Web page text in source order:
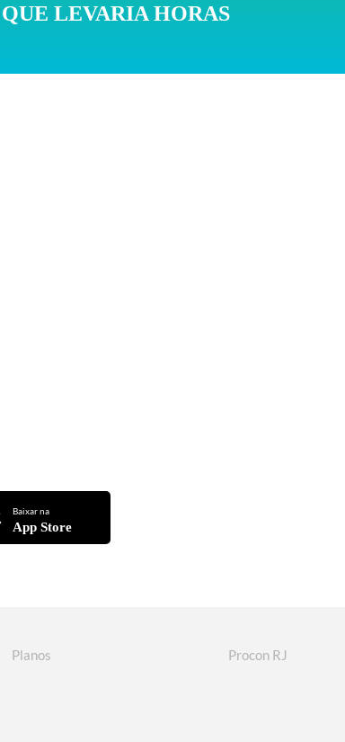
LEVARIA HORAS
Baixar na
App Store
Planos Procon RJ